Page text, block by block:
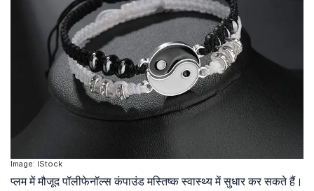
Image: IStock
प्लम में मौजूद पॉलीफेनॉल्स कंपाउंड मस्तिष्क स्वास्थ्य में सुधार कर सकते हैं।